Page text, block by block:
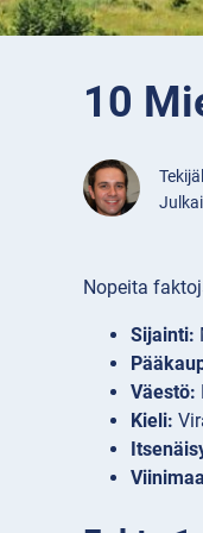
10
Nopeita
Sijainti:
Väestö:
Kieli: